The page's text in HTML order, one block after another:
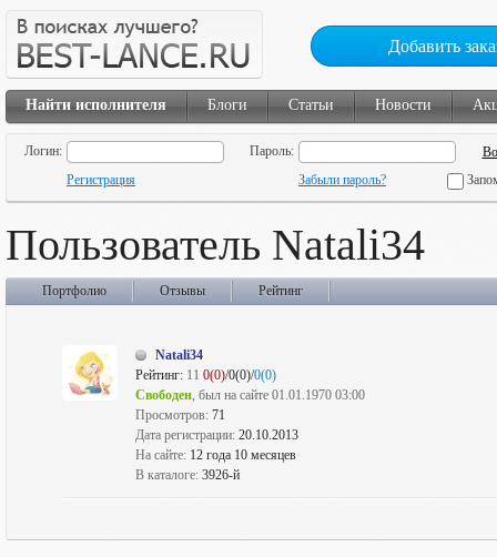
Добавить
Найти исполнителя Блоги Статьи Новости
Логин:
Пароль:
Регистрация
Забыли пароль?
Пользователь Natali34
Портфолио Отзывы Рейтинг
Natali34
Рейтинг: 11 0(0)/0(0)/0(0)
Свободен, был на сайте 01.01.1970 03:00
Просмотров: 71
Дата регистрации: 20.10.2013
На сайте: 12 года 10 месяцев
В каталоге: 3926-й